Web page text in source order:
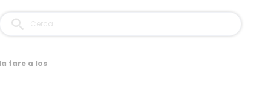
fare a Ios